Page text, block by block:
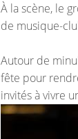
À la scène, le
de musique-
Autour de
fête pour
invités à vivre